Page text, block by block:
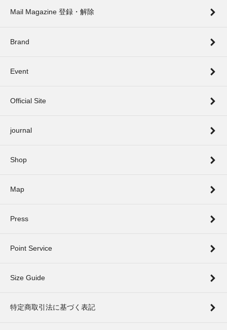
Mail Magazine 登録・解除
Brand
Event
Official Site
journal
Shop
Map
Press
Point Service
Size Guide
特定商取引法に基づく表記